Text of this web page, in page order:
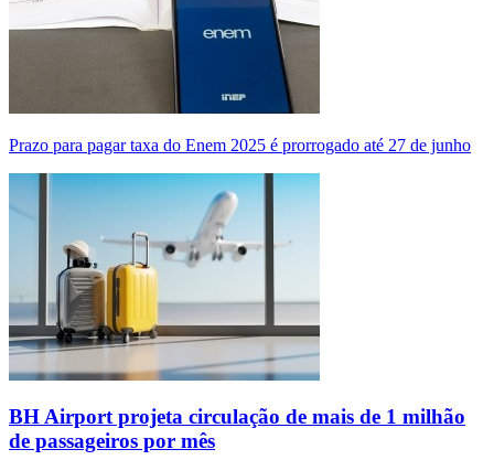
Prazo para pagar taxa do Enem 2025 é prorrogado até 27 de junho
BH Airport projeta circulação de mais de 1 milhão
de passageiros por mês